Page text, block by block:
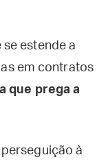
estende a
em contratos
que prega a
à